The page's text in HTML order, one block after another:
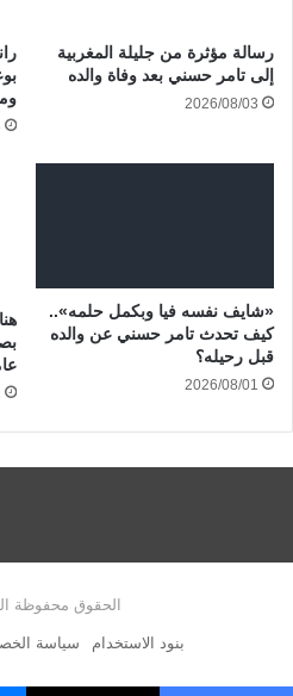
رسالة مؤثرة من جليلة المغربية
إلى تامر حسني بعد وفاة والده
2026/08/03
«شايف نفسه فيا وبكمل حلمه»..
كيف تحدث تامر حسني عن والده
قبل رحيله؟
2026/08/01
الحقوق محفوظة
بنود الاستخدام سياسة